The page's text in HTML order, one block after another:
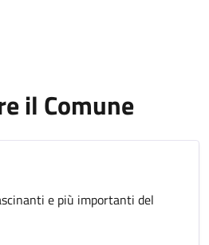
il Comune
e più importanti del